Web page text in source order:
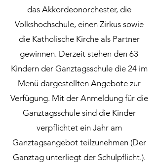
das Akkordeonorchester, die
Volkshochschule, einen Zirkus sowie
die Katholische Kirche als Partner
gewinnen. Derzeit stehen den 63
Kindern der Ganztagsschule die 24 im
Menü dargestellten Angebote zur
Verfügung. Mit der Anmeldung für die
Ganztagsschule sind die Kinder
verpflichtet ein Jahr am
Ganztagsangebot teilzunehmen (Der
Ganztag unterliegt der Schulpflicht.).